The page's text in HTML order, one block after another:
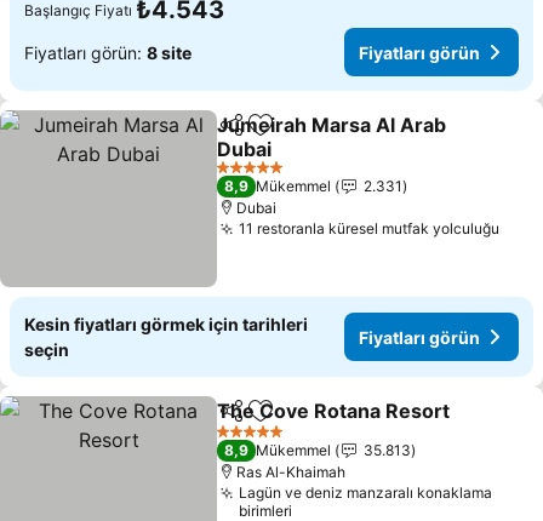
Başlangıç Fiyatı ₺4.543
Fiyatları görün: 8 site Fiyatları görün
PaylaşFavorilerime ekle
Jumeirah Marsa Al Arab
Dubai
5 Yıldız
8,9 Mükemmel
2.331
Dubai
11 restoranla küresel mutfak yolculuğu
Kesin fiyatları görmek için tarihleri
seçin
Fiyatları görün
PaylaşFavorilerime ekle
The Cove Rotana Resort
5 Yıldız
8,9 Mükemmel
35.813
Ras Al-Khaimah
Lagün ve deniz manzaralı konaklama
birimleri